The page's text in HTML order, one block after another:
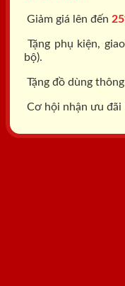
Giảm giá lên đến
Tặng phụ kiện,
bộ).
Tặng đồ dùng
Cơ hội nhận ưu đãi